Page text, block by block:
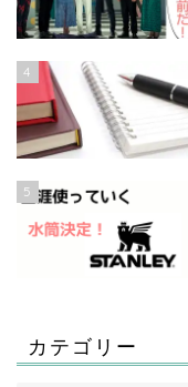
4
5
カテゴリー